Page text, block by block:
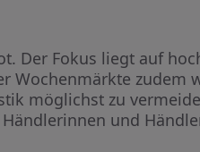
Der Fokus liegt auf
Wochenmärkte zudem
möglichst zu
und